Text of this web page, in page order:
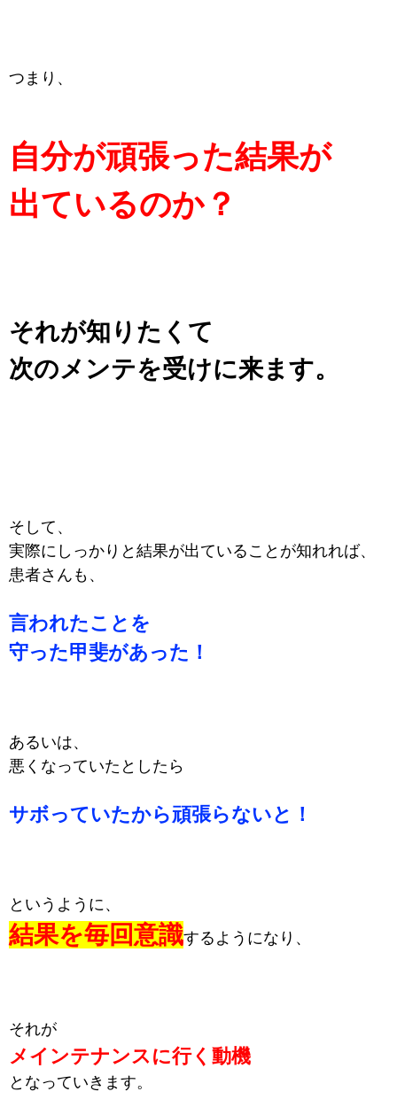
つまり、
自分が頑張った結果が
出ているのか？
それが知りたくて
次のメンテを受けに来ます。
そして、
実際にしっかりと結果が出ていることが知れれば、
患者さんも、
言われたことを
守った甲斐があった！
あるいは、
悪くなっていたとしたら
サボっていたから頑張らないと！
というように、
結果を毎回意識するようになり、
それが
メインテナンスに行く動機
となっていきます。